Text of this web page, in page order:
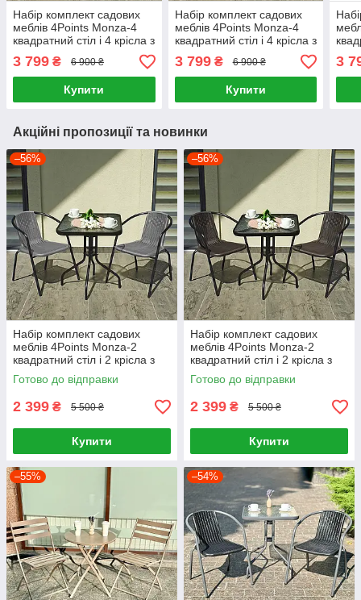
Набір комплект садових
меблів 4Points Monza-4
квадратний стіл і 4 крісла з
ротанга для саду кафе
сірий
3 799 ₴ 6 900 ₴
Купити
Набір комплект садових
меблів 4Points Monza-4
квадратний стіл і 4 крісла з
ротанга для саду кафе
коричневий
3 799₴ 6 900 ₴
Купити
3
Акційні пропозиції та новинки
–56%
Набір комплект садових
меблів 4Points Monza-2
квадратний стіл і 2 крісла з
ротанга для саду кафе Сірий
Готово до відправки
2 399 ₴ 5 500 ₴
Купити
–56%
Набір комплект садових
меблів 4Points Monza-2
квадратний стіл і 2 крісла з
ротанга для саду кафе
Коричневий
Готово до відправки
2 399 ₴ 5 500 ₴
Купити
–55% –54%